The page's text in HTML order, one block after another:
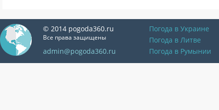
© 2014 pogoda360.ru
Все права защищены
admin@pogoda360.ru
Погода в Украине
Погода в Литве
Погода в Румынии